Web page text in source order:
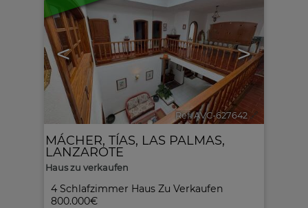
< >
Ref. AVC-627642 🔗
4 Schlafzimmer Haus Zu Verkaufen
800.000€
MÁCHER, TÍAS, LAS PALMAS,
LANZAROTE
Haus zu verkaufen